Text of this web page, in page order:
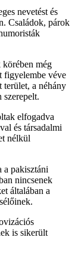
nevetést és
Családok, párok
körében még
figyelembe véve
a néhány
elfogadva
és társadalmi
nélkül
a pakisztáni
nincsenek
általában a
is sikerült